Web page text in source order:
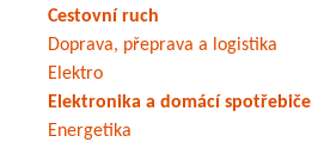
Cestovní ruch
Doprava, přeprava a logistika
Elektro
Elektronika a domácí spotřebiče
Energetika